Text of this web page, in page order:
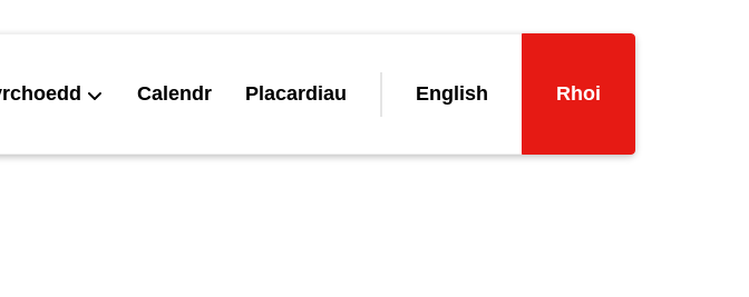
Calendr Placardiau English Rhoi